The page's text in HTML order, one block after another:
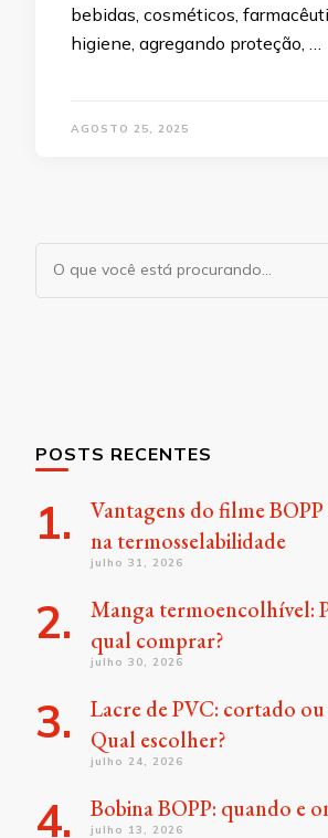
bebidas, cosméticos,
higiene, agregando proteção, …
AGOSTO 25, 2025
Procurando
algo?
POSTS RECENTES
Vantagens do filme
na termosselabilidade
julho 31, 2026
Manga termoencolhível:
qual comprar?
julho 30, 2026
Lacre de PVC: cortado ou
Qual escolher?
julho 24, 2026
Bobina BOPP: quando e
julho 13, 2026